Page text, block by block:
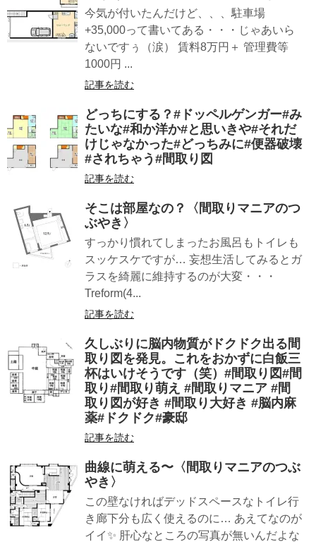
今気が付いたんだけど、、、駐車場
+35,000って書いてある・・・じゃあいら
ないですぅ（涙） 賃料8万円＋ 管理費等
1000円 ...
記事を読む
どっちにする？#ドッペルゲンガー#み
たいな#和か洋か#と思いきや#それだ
けじゃなかった#どっちみに#便器破壊
#されちゃう#間取り図
記事を読む
そこは部屋なの？〈間取りマニアのつ
ぶやき〉
すっかり慣れてしまったお風呂もトイレも
スッケスケですが… 妄想生活してみるとガ
ラスを綺麗に維持するのが大変・・・
Treform(4...
記事を読む
久しぶりに脳内物質がドクドク出る間
取り図を発見。これをおかずに白飯三
杯はいけそうです（笑）#間取り図#間
取り#間取り萌え #間取りマニア #間
取り図が好き #間取り大好き #脳内麻
薬#ドクドク#豪邸
記事を読む
曲線に萌える〜〈間取りマニアのつぶ
やき〉
この壁なければデッドスペースなトイレ行
き廊下分も広く使えるのに… あえてなのが
イイ✨ 肝心なところの写真が無いんだよな